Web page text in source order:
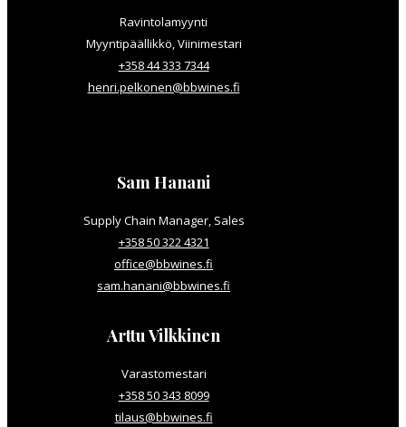
Ravintolamyynti
Myyntipäällikkö, Viinimestari
+358 44 333 7344
henri.pelkonen@bbwines.fi
Sam Hanani
Supply Chain Manager, Sales
+358 50 322 4321
office@bbwines.fi
sam.hanani@bbwines.fi
Arttu Vilkkinen
Varastomestari
+358 50 343 8099
tilaus@bbwines.fi